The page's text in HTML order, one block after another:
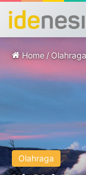
Home / Olahraga
Olahraga